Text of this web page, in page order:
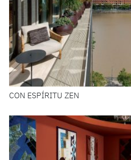
CON ESPÍRITU ZEN